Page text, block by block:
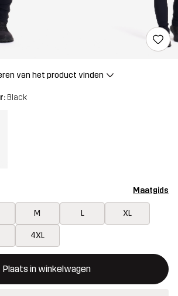
van het product vinden
Black
Maatgids
M L XL
4XL
Plaats in winkelwagen
modal met de bevestiging van een